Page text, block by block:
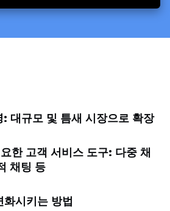
대규모 및 틈새 시장으로 확장
한 고객 서비스 도구: 다중 채
채팅 등
시키는 방법